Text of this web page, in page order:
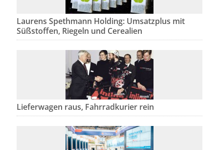
Laurens Spethmann Holding: Umsatzplus mit
Süßstoffen, Riegeln und Cerealien
Lieferwagen raus, Fahrradkurier rein